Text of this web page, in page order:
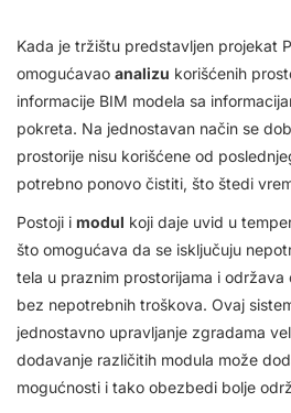
Kada je tržištu predstavljen projekat
omogućavao analizu korišćenih
informacije BIM modela sa
pokreta. Na jednostavan način se
prostorije nisu korišćene od
potrebno ponovo čistiti, što štedi
Postoji i modul koji daje uvid u
što omogućava da se isključuju
tela u praznim prostorijama i održava
bez nepotrebnih troškova. Ovaj
jednostavno upravljanje zgradama
dodavanje različitih modula može
mogućnosti i tako obezbedi bolje